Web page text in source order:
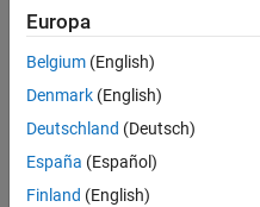
Initialization
How
Europa
Belgium (English)
Denmark (English)
Deutschland (Deutsch)
España (Español)
Finland (English)